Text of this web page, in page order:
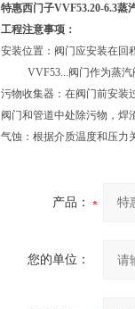
特惠西门子VVF53.20-6.3蒸
工程注意事项：
安装位置：阀门应安装在回
VVF53...阀门作为蒸汽阀
污物收集器：在阀门前安装
阀门和管道中处除污物，焊
气蚀：根据介质温度和压力
产品：
您的单位：